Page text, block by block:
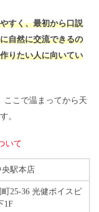
すく、最初から口説
自然に交流できるの
りたい人に向いてい
ここで温まってから天
。
いて
央駅本店
25-36 光健ボイスビ
1F